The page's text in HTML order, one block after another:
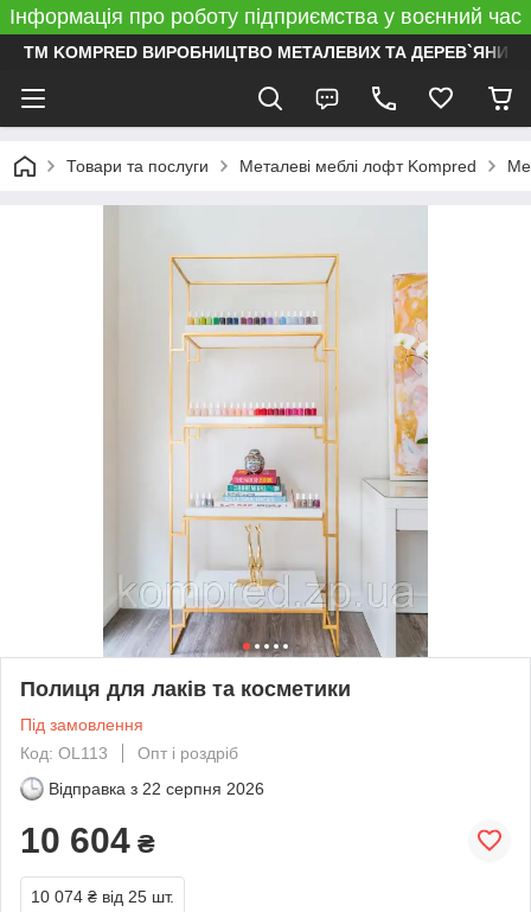
Інформація про роботу підприємства у воєнний час
ТМ KOMPRED ВИРОБНИЦТВО МЕТАЛЕВИХ ТА ДЕРЕВ`ЯНИХ
Товари та послуги Металеві меблі лофт Kompred
Полиця для лаків та косметики
Під замовлення
Код: OL113
Опт і роздріб
Відправка з 22 серпня 2026
10 604 ₴
10 074 ₴ від 25 шт.